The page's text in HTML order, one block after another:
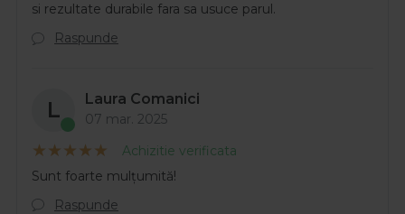
si rezultate durabile fara sa usuce parul.
Raspunde
L Laura Comanici
07 mar. 2025
Achizitie verificata
Sunt foarte mulțumită!
Raspunde